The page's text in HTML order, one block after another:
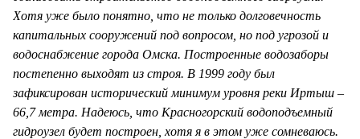
Хотя уже было понятно, что не только долговечность
капитальных сооружений под вопросом, но под угрозой и
водоснабжение города Омска. Построенные водозаборы
постепенно выходят из строя. В 1999 году был
зафиксирован исторический минимум уровня реки Иртыш –
66,7 метра. Надеюсь, что Красногорский водоподъемный
гидроузел будет построен, хотя я в этом уже сомневаюсь.